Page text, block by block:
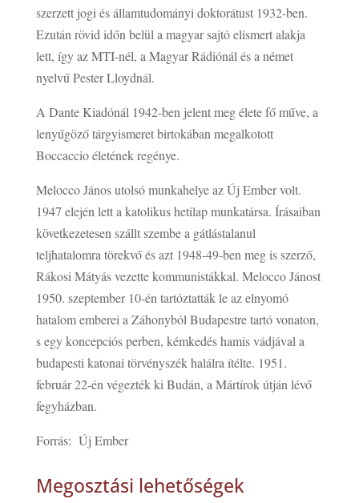
szerzett jogi és államtudományi doktorátust 1932-ben.
Ezután rövid időn belül a magyar sajtó elismert alakja
lett, így az MTI-nél, a Magyar Rádiónál és a német
nyelvű Pester Lloydnál.
A Dante Kiadónál 1942-ben jelent meg élete fő műve, a
lenyűgöző tárgyismeret birtokában megalkotott
Boccaccio életének regénye.
Melocco János utolsó munkahelye az Új Ember volt.
1947 elején lett a katolikus hetilap munkatársa. Írásaiban
következetesen szállt szembe a gátlástalanul
teljhatalomra törekvő és azt 1948-49-ben meg is szerző,
Rákosi Mátyás vezette kommunistákkal. Melocco Jánost
1950. szeptember 10-én tartóztatták le az elnyomó
hatalom emberei a Záhonyból Budapestre tartó vonaton,
s egy koncepciós perben, kémkedés hamis vádjával a
budapesti katonai törvényszék halálra ítélte. 1951.
február 22-én végezték ki Budán, a Mártírok útján lévő
fegyházban.
Forrás: Új Ember
Megosztási lehetőségek